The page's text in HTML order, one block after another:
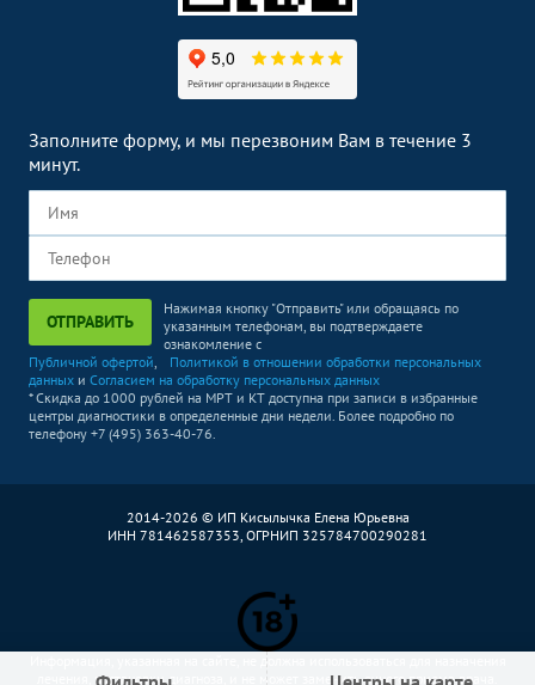
Заполните форму, и мы перезвоним Вам в течение 3
минут.
ОТПРАВИТЬ
Нажимая кнопку "Отправить" или обращаясь по
указанным телефонам, вы подтверждаете
ознакомление с
Публичной офертой,
Политикой в отношении обработки персональных
данных и Согласием на обработку персональных данных
* Скидка до 1000 рублей на МРТ и КТ доступна при записи в избранные
центры диагностики в определенные дни недели. Более подробно по
телефону +7 (495) 363-40-76.
2014-2026 © ИП Кисылычка Елена Юрьевна
ИНН 781462587353, ОГРНИП 325784700290281
Информация, указанная на сайте, не должна использоваться для назначения
лечения, постановки диагноза, и не может заменить очного приема врача.